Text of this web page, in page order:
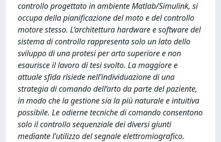
controllo progettato in ambiente Matlab/Simulink, si
occupa della pianificazione del moto e del controllo
motore stesso. L’architettura hardware e software del
sistema di controllo rappresenta solo un lato dello
sviluppo di una protesi per arto superiore e non
esaurisce il lavoro di tesi svolto. La maggiore e
attuale sfida risiede nell’individuazione di una
strategia di comando dell’arto da parte del paziente,
in modo che la gestione sia la più naturale e intuitiva
possibile. Le odierne tecniche di comando consentono
solo il controllo sequenziale dei diversi giunti
mediante l’utilizzo del segnale elettromiografico.